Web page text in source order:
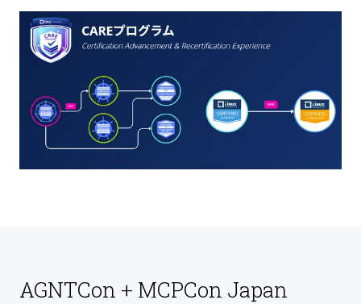
AGNTCon + MCPCon Japan